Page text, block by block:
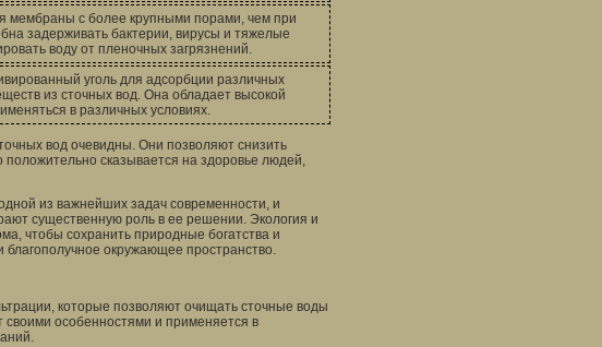
мембраны с более крупными порами, чем при
задерживать бактерии, вирусы и тяжелые
воду от пленочных загрязнений.
уголь для адсорбции различных
из сточных вод. Она обладает высокой
в различных условиях.
вод очевидны. Они позволяют снизить
положительно сказывается на здоровье людей,
из важнейших задач современности, и
существенную роль в ее решении. Экология и
чтобы сохранить природные богатства и
окружающее пространство.
которые позволяют очищать сточные воды
своими особенностями и применяется в